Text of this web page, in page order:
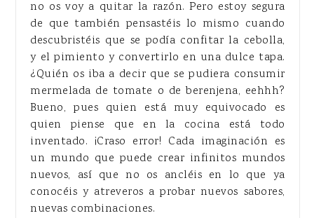
no os voy a quitar la razón. Pero estoy segura
de que también pensastéis lo mismo cuando
descubristéis que se podía confitar la cebolla,
y el pimiento y convertirlo en una dulce tapa.
¿Quién os iba a decir que se pudiera consumir
mermelada de tomate o de berenjena, eehhh?
Bueno, pues quien está muy equivocado es
quien piense que en la cocina está todo
inventado. ¡Craso error! Cada imaginación es
un mundo que puede crear infinitos mundos
nuevos, así que no os ancléis en lo que ya
conocéis y atreveros a probar nuevos sabores,
nuevas combinaciones.